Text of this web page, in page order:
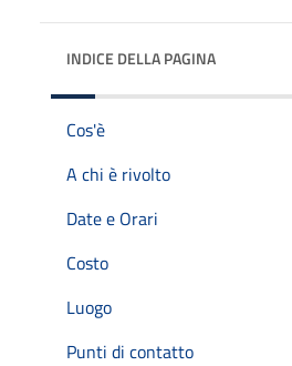
INDICE DELLA PAGINA
Cos'è
A chi è rivolto
Date e Orari
Costo
Luogo
Punti di contatto